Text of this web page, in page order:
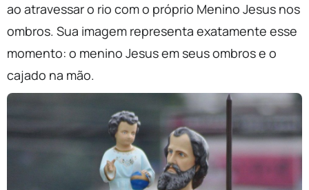
ao atravessar o rio com o próprio Menino Jesus nos
ombros. Sua imagem representa exatamente esse
momento: o menino Jesus em seus ombros e o
cajado na mão.